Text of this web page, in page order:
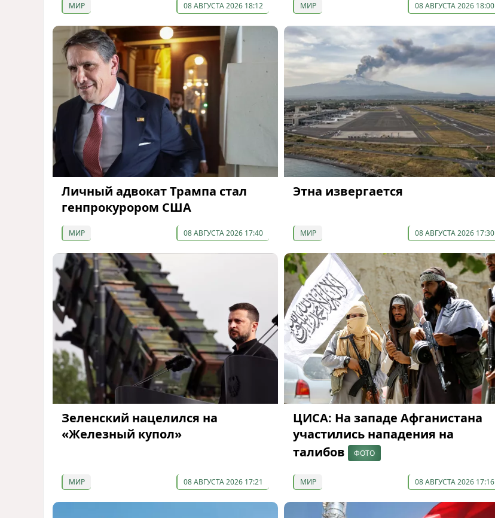
МИР 08 АВГУСТА 2026 18:12 МИР 08 АВГУСТА 2026 18:00
Личный адвокат Трампа стал
генпрокурором США
МИР 08 АВГУСТА 2026 17:40
Этна извергается
МИР 08 АВГУСТА 2026 17:30
Зеленский нацелился на
«Железный купол»
МИР 08 АВГУСТА 2026 17:21
ЦИСА: На западе Афганистана
участились нападения на
талибов
ФОТО
МИР 08 АВГУСТА 2026 17:16